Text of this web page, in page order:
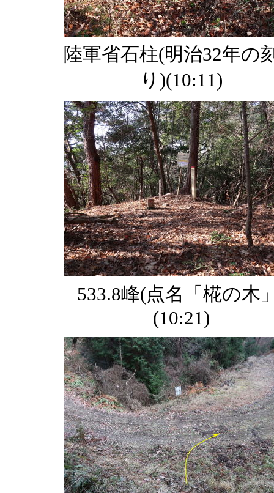
陸軍省石柱(明治32年の
り)(10:11)
533.8峰(点名「椛の木
(10:21)